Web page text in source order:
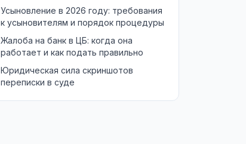
Усыновление в 2026 году: требования
к усыновителям и порядок процедуры
Жалоба на банк в ЦБ: когда она
работает и как подать правильно
Юридическая сила скриншотов
переписки в суде